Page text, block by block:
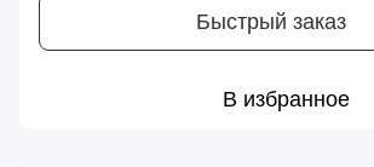
Быстрый заказ
В избранное